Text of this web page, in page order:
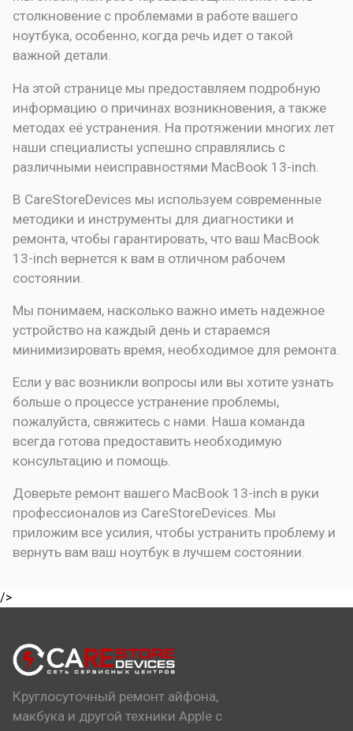
столкновение с проблемами в работе вашего
ноутбука, особенно, когда речь идет о такой
важной детали.
На этой странице мы предоставляем подробную
информацию о причинах возникновения, а также
методах её устранения. На протяжении многих лет
наши специалисты успешно справлялись с
различными неисправностями MacBook 13-inch.
В CareStoreDevices мы используем современные
методики и инструменты для диагностики и
ремонта, чтобы гарантировать, что ваш MacBook
13-inch вернется к вам в отличном рабочем
состоянии.
Мы понимаем, насколько важно иметь надежное
устройство на каждый день и стараемся
минимизировать время, необходимое для ремонта.
Если у вас возникли вопросы или вы хотите узнать
больше о процессе устранение проблемы,
пожалуйста, свяжитесь с нами. Наша команда
всегда готова предоставить необходимую
консультацию и помощь.
Доверьте ремонт вашего MacBook 13-inch в руки
профессионалов из CareStoreDevices. Мы
приложим все усилия, чтобы устранить проблему и
вернуть вам ваш ноутбук в лучшем состоянии.
/>
Круглосуточный ремонт айфона,
макбука и другой техники Apple с